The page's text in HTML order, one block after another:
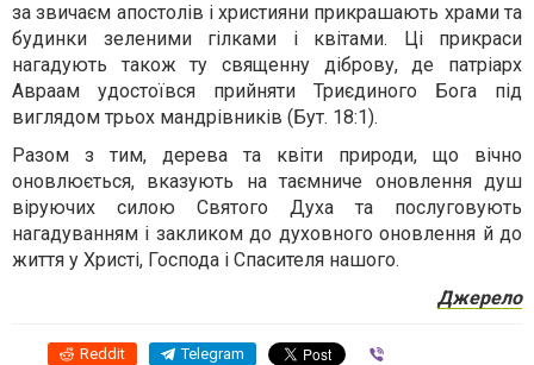
за звичаєм апостолів і християни прикрашають храми та
будинки зеленими гілками і квітами. Ці прикраси
нагадують також ту священну діброву, де патріарх
Авраам удостоївся прийняти Триєдиного Бога під
виглядом трьох мандрівників (Бут. 18:1).
Разом з тим, дерева та квіти природи, що вічно
оновлюється, вказують на таємниче оновлення душ
віруючих силою Святого Духа та послуговують
нагадуванням і закликом до духовного оновлення й до
життя у Христі, Господа і Спасителя нашого.
Джерело
Reddit Telegram